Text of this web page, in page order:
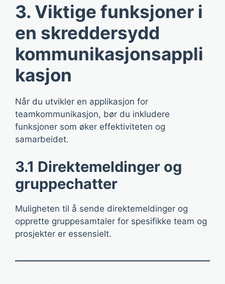
3. Viktige funksjoner i
en skreddersydd
kommunikasjonsappli
kasjon
Når du utvikler en applikasjon for
teamkommunikasjon, bør du inkludere
funksjoner som øker effektiviteten og
samarbeidet.
3.1 Direktemeldinger og
gruppechatter
Muligheten til å sende direktemeldinger og
opprette gruppesamtaler for spesifikke team og
prosjekter er essensielt.